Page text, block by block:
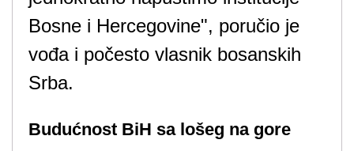
Bosne i Hercegovine", poručio je
vođa i počesto vlasnik bosanskih
Srba.
Budućnost BiH sa lošeg na gore